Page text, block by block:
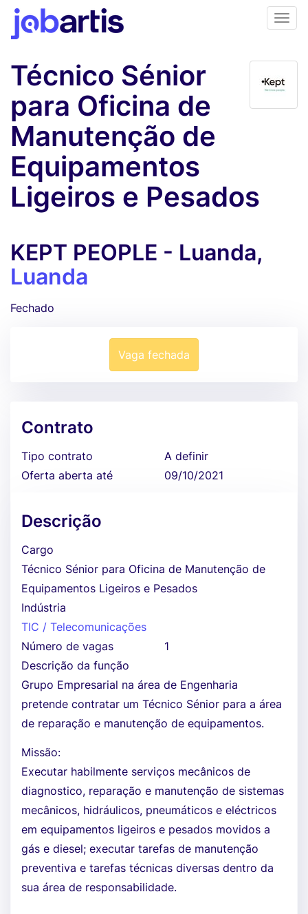
Técnico Sénior
para Oficina de
Manutenção de
Equipamentos
Ligeiros e Pesados
KEPT PEOPLE - Luanda,
Luanda
Fechado
Vaga fechada
Contrato
Tipo contrato
A definir
Oferta aberta até
09/10/2021
Descrição
Cargo
Técnico Sénior para Oficina de Manutenção de
Equipamentos Ligeiros e Pesados
Indústria
TIC / Telecomunicações
Número de vagas
1
Descrição da função
Grupo Empresarial na área de Engenharia
pretende contratar um Técnico Sénior para a área
de reparação e manutenção de equipamentos.
Missão:
Executar habilmente serviços mecânicos de
diagnostico, reparação e manutenção de sistemas
mecânicos, hidráulicos, pneumáticos e eléctricos
em equipamentos ligeiros e pesados movidos a
gás e diesel; executar tarefas de manutenção
preventiva e tarefas técnicas diversas dentro da
sua área de responsabilidade.